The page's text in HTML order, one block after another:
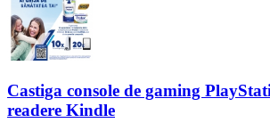
Castiga console de gaming
readere Kindle